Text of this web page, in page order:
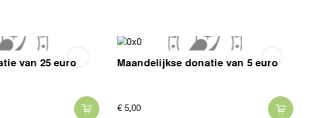
van 25 euro Maandelijkse donatie van 5 euro
€ 5,00